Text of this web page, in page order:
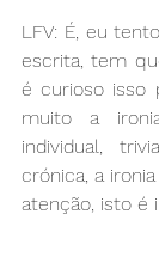
LFV: É, eu
escrita, tem
é curioso isso
muito a
individual,
crónica, a
atenção, isto é